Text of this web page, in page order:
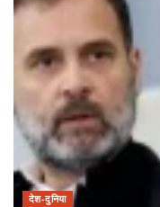
देश-दुनिया